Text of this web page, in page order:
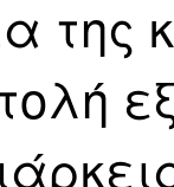
της